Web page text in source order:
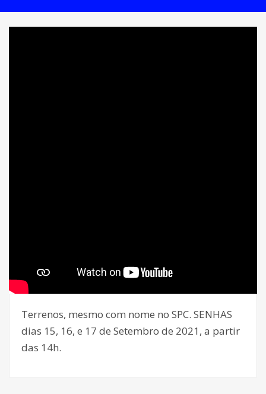
Terrenos, mesmo com nome no SPC. SENHAS
dias 15, 16, e 17 de Setembro de 2021, a partir
das 14h.